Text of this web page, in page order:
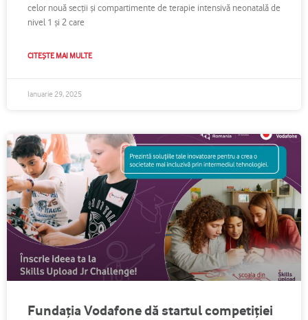
celor nouă secții și compartimente de terapie intensivă neonatală de
nivel 1 și 2 care
CITEȘTE MAI MULTE
Ianuarie 29, 2025
Fundația Vodafone dă startul competiției